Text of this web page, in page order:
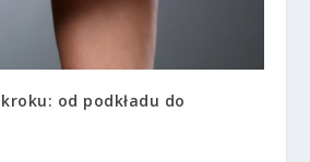
od podkładu do